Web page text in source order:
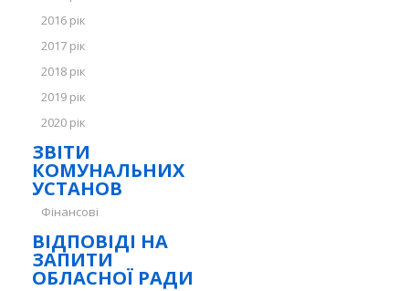
2016 рік
2017 рік
2018 рік
2019 рік
2020 рік
ЗВІТИ
КОМУНАЛЬНИХ
УСТАНОВ
Фінансові
ВІДПОВІДІ НА
ЗАПИТИ
ОБЛАСНОЇ РАДИ